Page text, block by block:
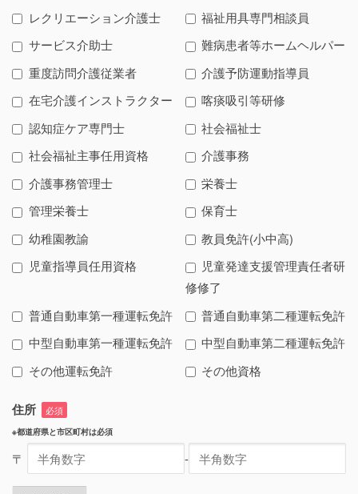
レクリエーション介護士
福祉用具専門相談員
サービス介助士
難病患者等ホームヘルパー
重度訪問介護従業者
介護予防運動指導員
在宅介護インストラクター
喀痰吸引等研修
認知症ケア専門士
社会福祉士
社会福祉主事任用資格
介護事務
介護事務管理士
栄養士
管理栄養士
保育士
幼稚園教諭
教員免許(小中高)
児童指導員任用資格
児童発達支援管理責任者研
修修了
普通自動車第一種運転免許
普通自動車第二種運転免許
中型自動車第一種運転免許
中型自動車第二種運転免許
その他運転免許
その他資格
住所 必須
※都道府県と市区町村は必須
〒 -